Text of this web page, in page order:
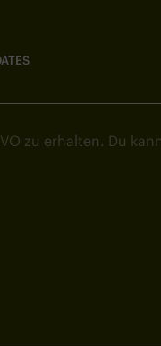
zu erhalten. Du